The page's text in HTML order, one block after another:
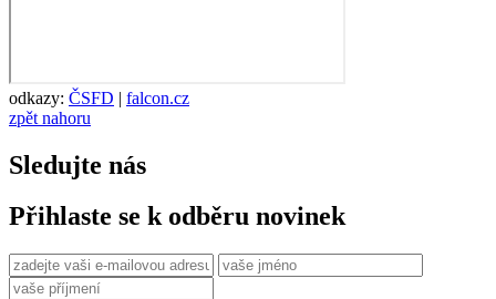
odkazy: ČSFD | falcon.cz
zpět nahoru
Sledujte nás
Přihlaste se k odběru novinek